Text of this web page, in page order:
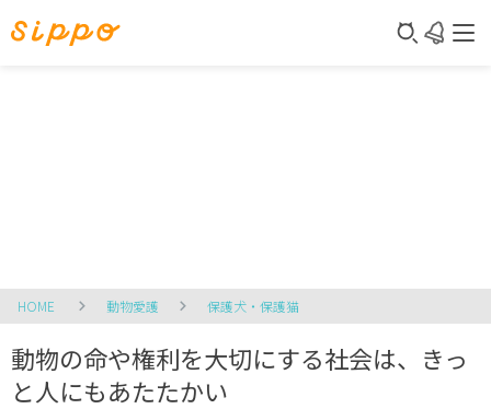
HOME 動物愛護 保護犬・保護猫
動物の命や権利を大切にする社会は、きっ
と人にもあたたかい